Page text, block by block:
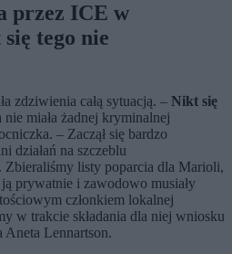
przez ICE w
tego nie
zdziwienia całą sytuacją. – Nikt się
nie miała żadnej kryminalnej
– Zaczął się bardzo
działań na szczeblu
listy poparcia dla Marioli,
prywatnie i zawodowo musiały
członkiem lokalnej
w trakcie składania dla niej wniosku
Aneta Lennartson.